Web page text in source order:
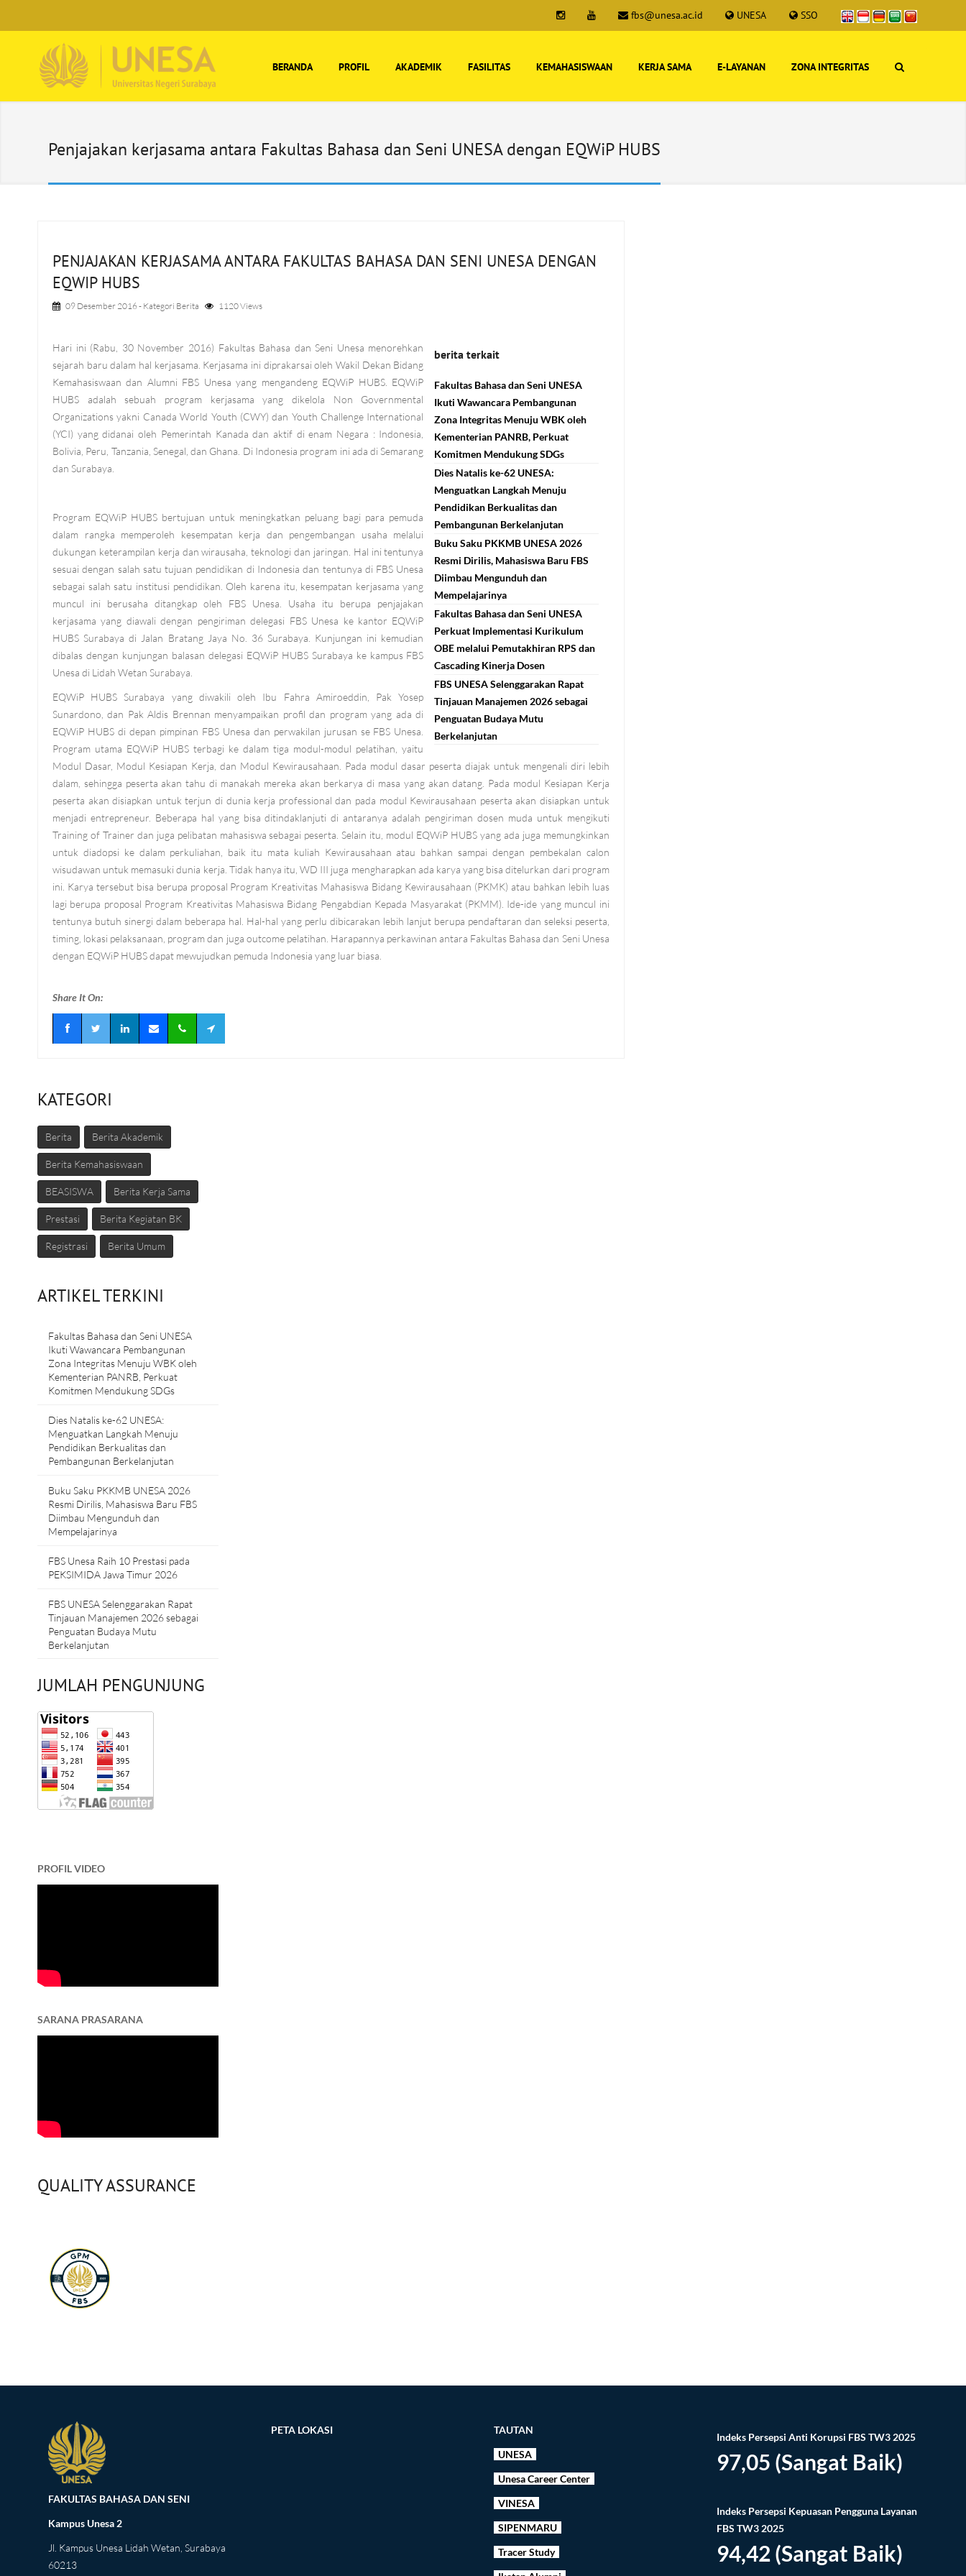
UNESA SSO
fbs@unesa.ac.id
BERANDA PROFIL AKADEMIK FASILITAS KEMAHASISWAAN KERJA SAMA E-LAYANAN ZONA INTEGRITAS
Penjajakan kerjasama antara Fakultas Bahasa dan Seni UNESA dengan EQWiP HUBS
PENJAJAKAN KERJASAMA ANTARA FAKULTAS BAHASA DAN SENI UNESA DENGAN
EQWIP HUBS
09 Desember 2016- Kategori Berita 1120 Views
berita terkait
Fakultas Bahasa dan Seni UNESA
Ikuti Wawancara Pembangunan
Zona Integritas Menuju WBK oleh
Kementerian PANRB, Perkuat
Komitmen Mendukung SDGs
Dies Natalis ke-62 UNESA:
Menguatkan Langkah Menuju
Pendidikan Berkualitas dan
Pembangunan Berkelanjutan
Buku Saku PKKMB UNESA 2026
Resmi Dirilis, Mahasiswa Baru FBS
Diimbau Mengunduh dan
Mempelajarinya
Fakultas Bahasa dan Seni UNESA
Perkuat Implementasi Kurikulum
OBE melalui Pemutakhiran RPS dan
Cascading Kinerja Dosen
FBS UNESA Selenggarakan Rapat
Tinjauan Manajemen 2026 sebagai
Penguatan Budaya Mutu
Berkelanjutan
Hari ini (Rabu, 30 November 2016) Fakultas Bahasa dan Seni Unesa menorehkan
sejarah baru dalam hal kerjasama. Kerjasama ini diprakarsai oleh Wakil Dekan Bidang
Kemahasiswaan dan Alumni FBS Unesa yang mengandeng EQWiP HUBS. EQWiP
HUBS adalah sebuah program kerjasama yang dikelola Non Governmental
Organizations yakni Canada World Youth (CWY) dan Youth Challenge International
(YCI) yang didanai oleh Pemerintah Kanada dan aktif di enam Negara : Indonesia,
Bolivia, Peru, Tanzania, Senegal, dan Ghana. Di Indonesia program ini ada di Semarang
dan Surabaya.
Program EQWiP HUBS bertujuan untuk meningkatkan peluang bagi para pemuda
dalam rangka memperoleh kesempatan kerja dan pengembangan usaha melalui
dukungan keterampilan kerja dan wirausaha, teknologi dan jaringan. Hal ini tentunya
sesuai dengan salah satu tujuan pendidikan di Indonesia dan tentunya di FBS Unesa
sebagai salah satu institusi pendidikan. Oleh karena itu, kesempatan kerjasama yang
muncul ini berusaha ditangkap oleh FBS Unesa. Usaha itu berupa penjajakan
kerjasama yang diawali dengan pengiriman delegasi FBS Unesa ke kantor EQWiP
HUBS Surabaya di Jalan Bratang Jaya No. 36 Surabaya. Kunjungan ini kemudian
dibalas dengan kunjungan balasan delegasi EQWiP HUBS Surabaya ke kampus FBS
Unesa di Lidah Wetan Surabaya.
EQWiP HUBS Surabaya yang diwakili oleh Ibu Fahra Amiroeddin, Pak Yosep
Sunardono, dan Pak Aldis Brennan menyampaikan profil dan program yang ada di
EQWiP HUBS di depan pimpinan FBS Unesa dan perwakilan jurusan se FBS Unesa.
Program utama EQWiP HUBS terbagi ke dalam tiga modul-modul pelatihan, yaitu
Modul Dasar, Modul Kesiapan Kerja, dan Modul Kewirausahaan. Pada modul dasar peserta diajak untuk mengenali diri lebih
dalam, sehingga peserta akan tahu di manakah mereka akan berkarya di masa yang akan datang. Pada modul Kesiapan Kerja
peserta akan disiapkan untuk terjun di dunia kerja professional dan pada modul Kewirausahaan peserta akan disiapkan untuk
menjadi entrepreneur. Beberapa hal yang bisa ditindaklanjuti di antaranya adalah pengiriman dosen muda untuk mengikuti
Training of Trainer dan juga pelibatan mahasiswa sebagai peserta. Selain itu, modul EQWiP HUBS yang ada juga memungkinkan
untuk diadopsi ke dalam perkuliahan, baik itu mata kuliah Kewirausahaan atau bahkan sampai dengan pembekalan calon
wisudawan untuk memasuki dunia kerja. Tidak hanya itu, WD III juga mengharapkan ada karya yang bisa ditelurkan dari program
ini. Karya tersebut bisa berupa proposal Program Kreativitas Mahasiswa Bidang Kewirausahaan (PKMK) atau bahkan lebih luas
lagi berupa proposal Program Kreativitas Mahasiswa Bidang Pengabdian Kepada Masyarakat (PKMM). Ide-ide yang muncul ini
tentunya butuh sinergi dalam beberapa hal. Hal-hal yang perlu dibicarakan lebih lanjut berupa pendaftaran dan seleksi peserta,
timing, lokasi pelaksanaan, program dan juga outcome pelatihan. Harapannya perkawinan antara Fakultas Bahasa dan Seni Unesa
dengan EQWiP HUBS dapat mewujudkan pemuda Indonesia yang luar biasa.
Share It On:
KATEGORI
Berita Berita Akademik
Berita Kemahasiswaan
BEASISWA Berita Kerja Sama
Prestasi Berita Kegiatan BK
Registrasi Berita Umum
ARTIKEL TERKINI
Fakultas Bahasa dan Seni UNESA
Ikuti Wawancara Pembangunan
Zona Integritas Menuju WBK oleh
Kementerian PANRB, Perkuat
Komitmen Mendukung SDGs
Dies Natalis ke-62 UNESA:
Menguatkan Langkah Menuju
Pendidikan Berkualitas dan
Pembangunan Berkelanjutan
Buku Saku PKKMB UNESA 2026
Resmi Dirilis, Mahasiswa Baru FBS
Diimbau Mengunduh dan
Mempelajarinya
FBS Unesa Raih 10 Prestasi pada
PEKSIMIDA Jawa Timur 2026
FBS UNESA Selenggarakan Rapat
Tinjauan Manajemen 2026 sebagai
Penguatan Budaya Mutu
Berkelanjutan
JUMLAH PENGUNJUNG
PROFIL VIDEO
SARANA PRASARANA
QUALITY ASSURANCE
FAKULTAS BAHASA DAN SENI
Kampus Unesa 2
Jl. Kampus Unesa Lidah Wetan, Surabaya
60213
PETA LOKASI
TAUTAN
UNESA
Unesa Career Center
VINESA
SIPENMARU
Tracer Study
Indeks Persepsi Anti Korupsi FBS TW3 2025
97,05 (Sangat Baik)
Indeks Persepsi Kepuasan Pengguna Layanan
FBS TW3 2025
94,42 (Sangat Baik)